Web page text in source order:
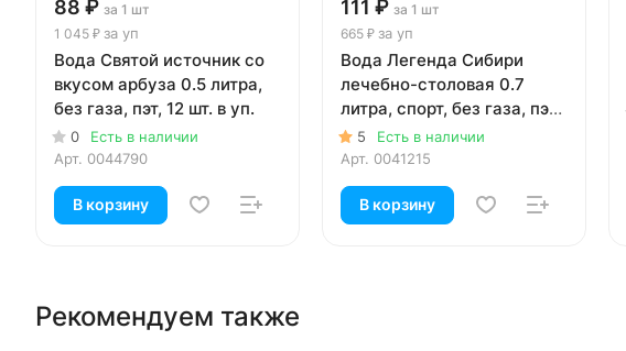
88 ₽ за 1 шт
1 045 ₽ за уп
Вода Святой источник со
вкусом арбуза 0.5 литра,
без газа, пэт, 12 шт. в уп.
0
Есть в наличии
Арт. 0044790
В корзину
111 ₽ за 1 шт
665 ₽ за уп
Вода Легенда Сибири
лечебно-столовая 0.7
литра, спорт, без газа, пэт,
6 шт. в уп.
5
Есть в наличии
Арт. 0041215
В корзину
Рекомендуем также